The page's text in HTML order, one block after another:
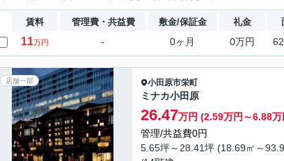
賃料 管理費・共益費 敷金/保証金 礼金
11万円 - 0ヶ月 0万円
店舗一部 小田原市栄町
ミナカ小田原
26.47万円 (2.59万円～6.88万
管理/共益費0円
5.65坪～28.41坪 (18.69㎡～